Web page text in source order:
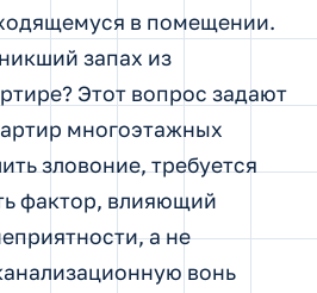
в помещении.
запах из
Этот вопрос задают
многоэтажных
зловоние, требуется
фактор, влияющий
а не
вонь